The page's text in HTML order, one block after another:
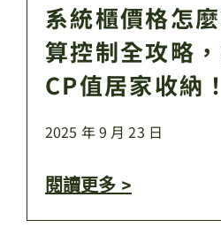
系統櫃價格怎
算控制全攻略
CP值居家收納！
2025 年 9 月 23 日
閱讀更多 >